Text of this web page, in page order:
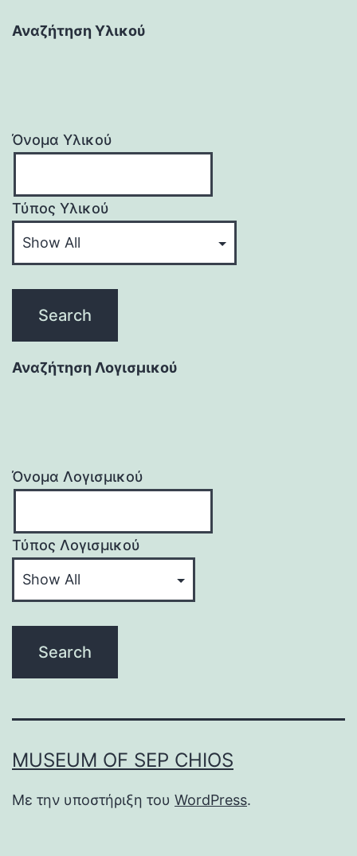
Αναζήτηση Υλικού
Όνομα Υλικού
Τύπος Υλικού
Αναζήτηση Λογισμικού
Όνομα Λογισμικού
Τύπος Λογισμικού
MUSEUM OF SEP CHIOS
Με την υποστήριξη του WordPress.